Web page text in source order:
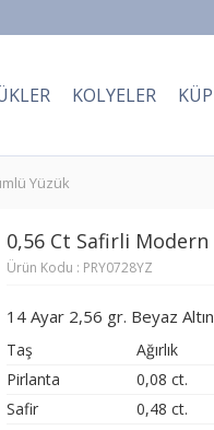
KOLYELER
Yüzük
0,56 Ct Safirli
Ürün Kodu : PRY0728YZ
14 Ayar 2,56 gr. Beyaz Altın
Taş Ağırlık
Pirlanta
0,08 ct.
Safir
0,48 ct.